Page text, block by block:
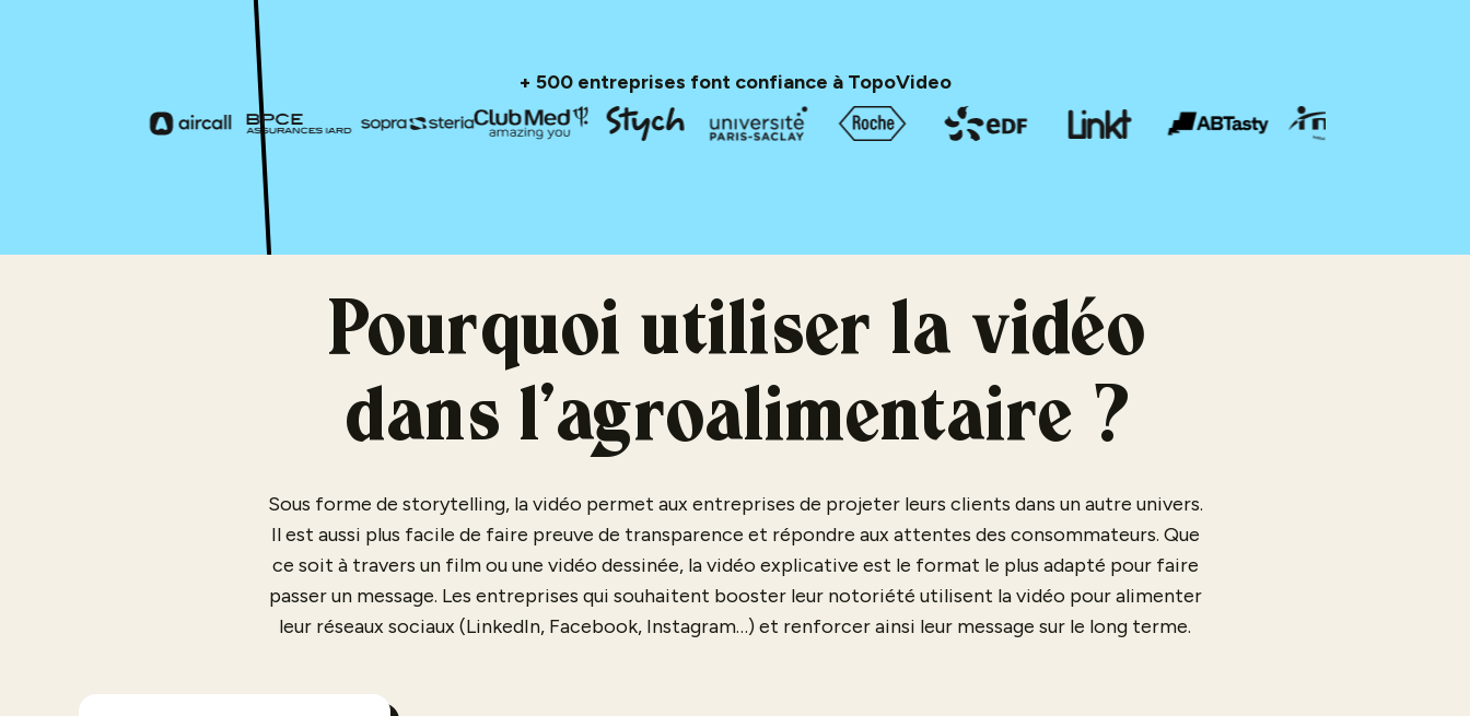
+ 500 entreprises font confiance à TopoVideo
Pourquoi utiliser la vidéo
dans l’agroalimentaire ?
Sous forme de storytelling, la vidéo permet aux entreprises de projeter leurs clients dans un autre univers.
Il est aussi plus facile de faire preuve de transparence et répondre aux attentes des consommateurs. Que
ce soit à travers un film ou une vidéo dessinée, la vidéo explicative est le format le plus adapté pour faire
passer un message. Les entreprises qui souhaitent booster leur notoriété utilisent la vidéo pour alimenter
leur réseaux sociaux (LinkedIn, Facebook, Instagram…) et renforcer ainsi leur message sur le long terme.